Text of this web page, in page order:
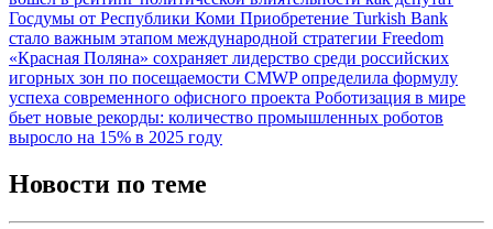
Госдумы от Республики Коми Приобретение Turkish Bank
стало важным этапом международной стратегии Freedom
«Красная Поляна» сохраняет лидерство среди российских
игорных зон по посещаемости CMWP определила формулу
успеха современного офисного проекта Роботизация в мире
бьет новые рекорды: количество промышленных роботов
выросло на 15% в 2025 году
Новости по теме